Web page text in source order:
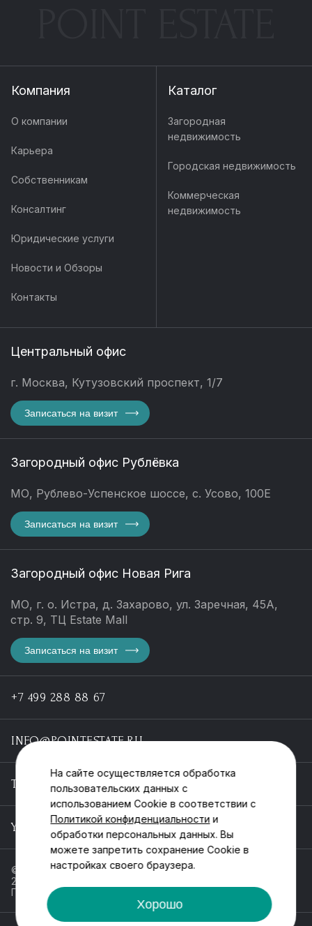
Компания
О компании
Карьера
Собственникам
Консалтинг
Юридические услуги
Новости и Обзоры
Контакты
Каталог
Загородная
недвижимость
Городская недвижимость
Коммерческая
недвижимость
Центральный офис
г. Москва, Кутузовский проспект, 1/7
Записаться на визит
Загородный офис Рублёвка
МО, Рублево-Успенское шоссе, с. Усово, 100Е
Записаться на визит
Загородный офис Новая Рига
МО, г. о. Истра, д. Захарово, ул. Заречная, 45А,
стр. 9, ТЦ Estate Mall
Записаться на визит
+7 499 288 88 67
INFO@POINTESTATE.RU
TELEGRAM
YOUTUBE
© ООО «Пойнт эстейт», ИНН 55546464612,
2013-2025
Политика обработки персональных данных
На сайте осуществляется обработка
пользовательских данных с
использованием Cookie в соответствии с
Политикой конфиденциальности и
обработки персональных данных. Вы
можете запретить сохранение Cookie в
настройках своего браузера.
Хорошо